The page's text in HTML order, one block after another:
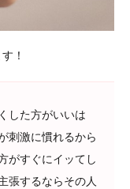
！
した方がいいは
刺激に慣れるから
がすぐにイッてし
張するならその人